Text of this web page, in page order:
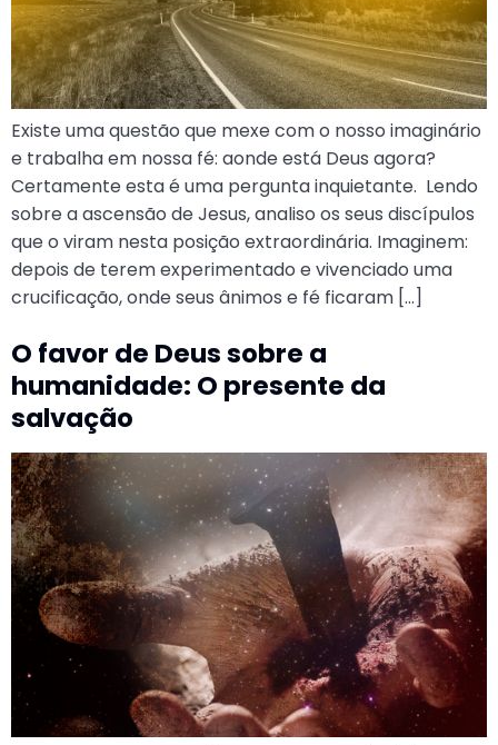
Existe uma questão que mexe com o nosso imaginário
e trabalha em nossa fé: aonde está Deus agora?
Certamente esta é uma pergunta inquietante. Lendo
sobre a ascensão de Jesus, analiso os seus discípulos
que o viram nesta posição extraordinária. Imaginem:
depois de terem experimentado e vivenciado uma
crucificação, onde seus ânimos e fé ficaram […]
O favor de Deus sobre a
humanidade: O presente da
salvação